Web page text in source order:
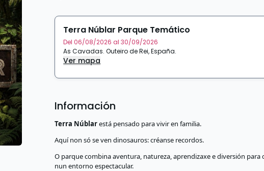
Terra Núblar Parque Temático
Del 06/08/2026 al 30/09/2026
As Cavadas.Outeiro de Rei,España.
Ver mapa
Información
Terra Núblarestá pensado para vivir en familia.
Aquí non só se ven dinosauros: créanse recordos.
O parque combina aventura, natureza, aprendizaxe e diversión
nun entorno espectacular.